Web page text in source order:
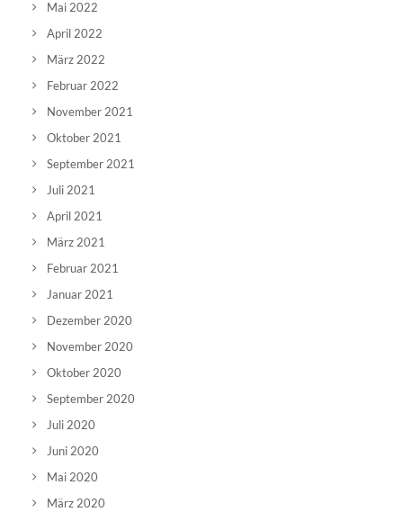
Mai 2022
April 2022
März 2022
Februar 2022
November 2021
Oktober 2021
September 2021
Juli 2021
April 2021
März 2021
Februar 2021
Januar 2021
Dezember 2020
November 2020
Oktober 2020
September 2020
Juli 2020
Juni 2020
Mai 2020
März 2020